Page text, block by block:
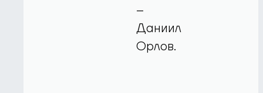
–
Даниил
Орлов.